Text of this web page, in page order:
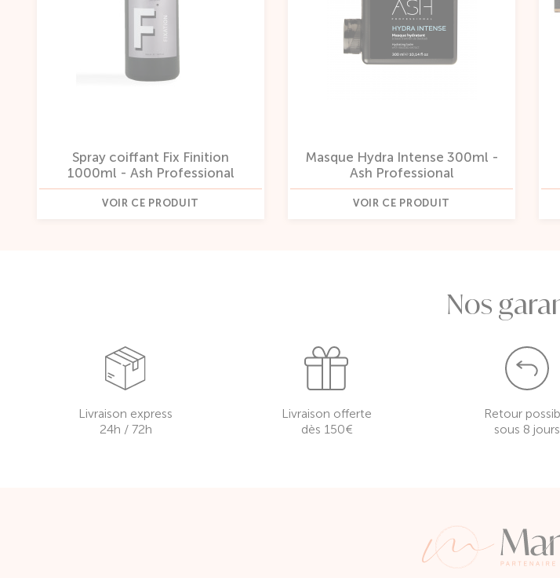
Spray coiffant Fix Finition
1000ml - Ash Professional
VOIR CE PRODUIT
Masque Hydra Intense 300ml -
Ash Professional
VOIR CE PRODUIT
Nos
Livraison express
24h / 72h
Livraison offerte
dès 150€
Retour
sous 8 jours